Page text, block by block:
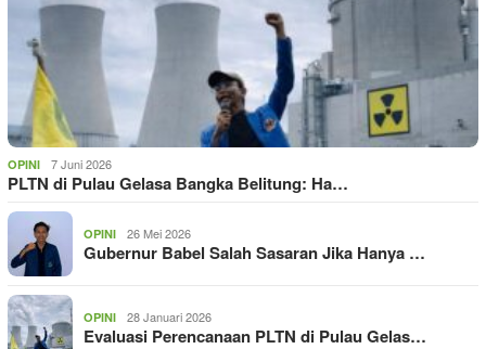
OPINI 7 Juni 2026
PLTN di Pulau Gelasa Bangka Belitung: Ha…
OPINI 26 Mei 2026
Gubernur Babel Salah Sasaran Jika Hanya …
OPINI 28 Januari 2026
Evaluasi Perencanaan PLTN di Pulau Gelas…